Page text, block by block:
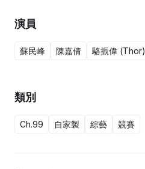
演員
蘇民峰 陳嘉倩 駱振偉 (Thor)
類別
Ch.99 自家製 綜藝 競賽